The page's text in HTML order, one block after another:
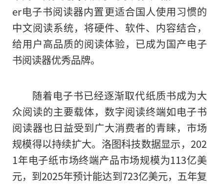
er电子书阅读器内置更适合国人使用习惯的
中文阅读系统，将硬件、软件、内容结合，
给用户高品质的阅读体验，已成为国产电子
书阅读器优秀品牌。
随着电子书已经逐渐取代纸质书成为大
众阅读的主要载体，数字阅读终端如电子书
阅读器也日益受到广大消费者的青睐，市场
规模得以持续扩大。洛图科技数据显示，202
1年电子纸市场终端产品市场规模为113亿美
元，到2025年预计能达到723亿美元，五年复